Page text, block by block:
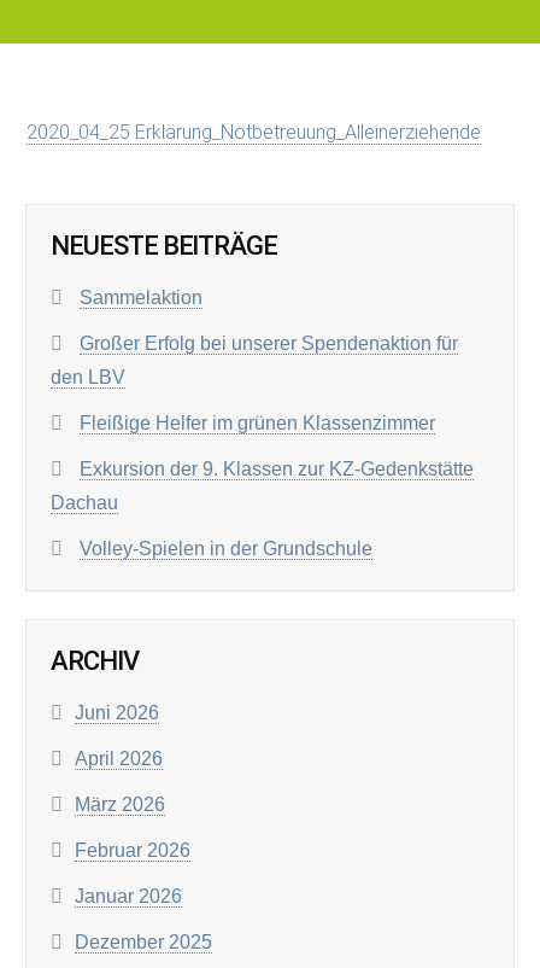
2020_04_25 Erklärung_Notbetreuung_Alleinerziehende
NEUESTE BEITRÄGE
Sammelaktion
Großer Erfolg bei unserer Spendenaktion für
den LBV
Fleißige Helfer im grünen Klassenzimmer
Exkursion der 9. Klassen zur KZ-Gedenkstätte
Dachau
Volley-Spielen in der Grundschule
ARCHIV
Juni 2026
April 2026
März 2026
Februar 2026
Januar 2026
Dezember 2025